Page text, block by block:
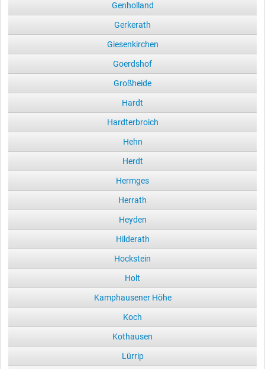
Genholland
Gerkerath
Giesenkirchen
Goerdshof
Großheide
Hardt
Hardterbroich
Hehn
Herdt
Hermges
Herrath
Heyden
Hilderath
Hockstein
Holt
Kamphausener Höhe
Koch
Kothausen
Lürrip